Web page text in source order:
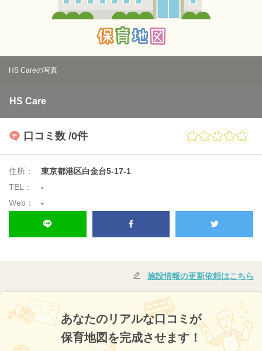
HS Careの写真
HS Care
口コミ数 /0件
住所：
東京都港区白金台5-17-1
TEL：
-
Web：
-
施設情報の更新依頼はこちら
あなたのリアルな口コミが
保育地図を完成させます！